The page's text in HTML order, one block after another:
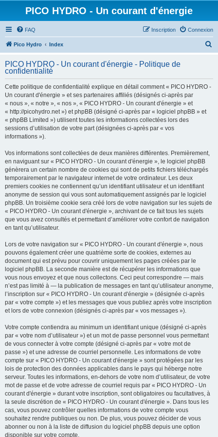
PICO HYDRO - Un courant d'énergie
FAQ Connexion
Inscription
Pico Hydro Index
h
PICO HYDRO - Un courant d'énergie - Politique de
confidentialité
Cette politique de confidentialité explique en détail comment « PICO HYDRO -
Un courant d'énergie » et ses partenaires affiliés (désignés ci-après par
« nous », « notre », « nos », « PICO HYDRO - Un courant d'énergie » et
« http://picohydro.net ») et phpBB (désigné ci-après par « logiciel phpBB » et
« phpBB Limited ») utilisent toutes les informations collectées lors des
sessions d’utilisation de votre part (désignées ci-après par « vos
informations »).
Vos informations sont collectées de deux manières différentes. Premièrement,
en naviguant sur « PICO HYDRO - Un courant d'énergie », le logiciel phpBB
génèrera un certain nombre de cookies qui sont de petits fichiers téléchargés
temporairement par le navigateur internet de votre ordinateur. Les deux
premiers cookies ne contiennent qu’un identifiant utilisateur et un identifiant
anonyme de session qui vous sont automatiquement assignés par le logiciel
phpBB. Un troisième cookie sera créé lors de votre navigation sur les sujets de
« PICO HYDRO - Un courant d'énergie », archivant de ce fait tous les sujets
que vous avez consultés et permettant d’améliorer votre confort de navigation
en tant qu’utilisateur.
Lors de votre navigation sur « PICO HYDRO - Un courant d'énergie », nous
pouvons également créer une quatrième sorte de cookies, externes au
document qui est prévu pour couvrir uniquement les pages créées par le
logiciel phpBB. La seconde manière est de récupérer les informations que
vous nous envoyez et que nous collectons. Ceci peut correspondre — mais
n’est pas limité à — la publication de messages en tant qu’utilisateur anonyme,
l’inscription sur « PICO HYDRO - Un courant d'énergie » (désignée ci-après
par « votre compte ») et les messages que vous publiez après votre inscription
et lors de votre connexion (désignés ci-après par « vos messages »).
Votre compte contiendra au minimum un identifiant unique (désigné ci-après
par « votre nom d’utilisateur ») et un mot de passe personnel vous permettant
de vous connecter à votre compte (désigné ci-après par « votre mot de
passe ») et une adresse de courriel personnelle. Les informations de votre
compte sur « PICO HYDRO - Un courant d'énergie » sont protégées par les
lois de protection des données applicables dans le pays qui héberge notre
serveur. Toutes les informations, en-dehors de votre nom d’utilisateur, de votre
mot de passe et de votre adresse de courriel requis par « PICO HYDRO - Un
courant d'énergie » durant votre inscription, sont obligatoires ou facultatives, à
la seule discrétion de « PICO HYDRO - Un courant d'énergie ». Dans tous les
cas, vous pouvez contrôler quelles informations de votre compte vous
souhaitez rendre publiques ou non. De plus, vous pouvez décider de vous
abonner ou non à la liste de diffusion du logiciel phpBB depuis une option
disponible sur votre compte.